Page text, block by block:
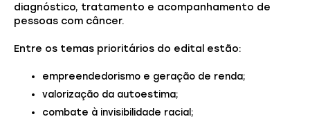
diagnóstico, tratamento e acompanhamento de
pessoas com câncer.
Entre os temas prioritários do edital estão:
empreendedorismo e geração de renda;
valorização da autoestima;
combate à invisibilidade racial;